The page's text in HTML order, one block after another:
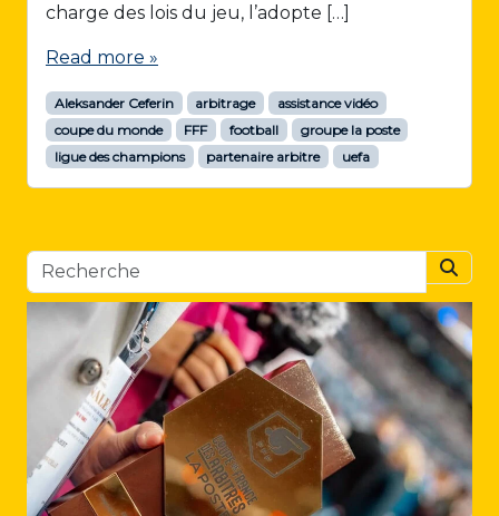
charge des lois du jeu, l’adopte […]
Read more »
Aleksander Ceferin arbitrage
assistance vidéo
coupe du monde
FFF football
groupe la poste
ligue des champions
partenaire arbitre uefa